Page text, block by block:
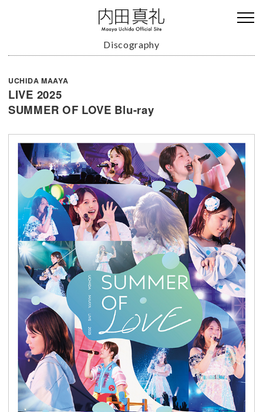
Discography
UCHIDA MAAYA
LIVE 2025
SUMMER OF LOVE Blu-ray